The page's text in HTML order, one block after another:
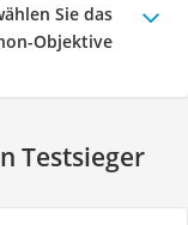
Sie das
Objektive
Testsieger